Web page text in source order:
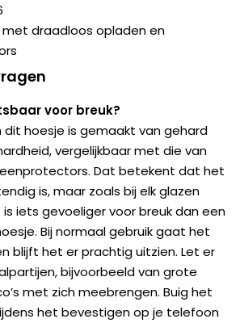
draadloos opladen en
voor breuk?
dit hoesje is gemaakt van gehard
vergelijkbaar met die van
Dat betekent dat het
is, maar zoals bij elk glazen
iets gevoeliger voor breuk dan een
Bij normaal gebruik gaat het
blijft het er prachtig uitzien. Let er
bijvoorbeeld van grote
met zich meebrengen. Buig het
het bevestigen op je telefoon